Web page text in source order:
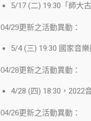
5/17 (二) 19:30「師大
04/29更新之活動異動：
5/4 (三) 19:30 國家音
04/28更新之活動異動：
4/28 (四) 18:30，2022
04/26更新之活動異動：